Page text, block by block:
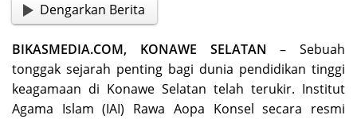
Dengarkan Berita
BIKASMEDIA.COM, KONAWE SELATAN – Sebuah
tonggak sejarah penting bagi dunia pendidikan tinggi
keagamaan di Konawe Selatan telah terukir. Institut
Agama Islam (IAI) Rawa Aopa Konsel secara resmi